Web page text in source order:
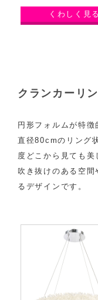
くわしく見る
クランカーリ
円形フォルムが特徴
直径80cmのリング
度どこから見ても美
吹き抜けのある空間
るデザインです。